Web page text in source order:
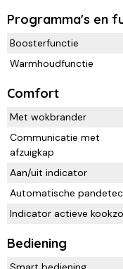
Programma's en
Boosterfunctie
Warmhoudfunctie
Comfort
Met wokbrander
Communicatie met
afzuigkap
Aan/uit indicator
Automatische
Indicator actieve
Bediening